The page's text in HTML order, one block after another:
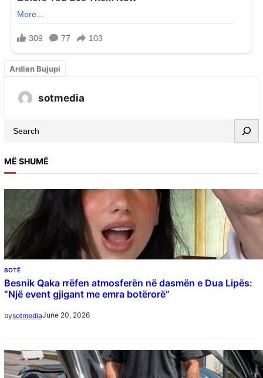
Ardian Bujupi
sotmedia
MË SHUMË
BOTË
Besnik Qaka rrëfen atmosferën në dasmën e Dua Lipës:
“Një event gjigant me emra botërorë”
bysotmediaJune 20, 2026